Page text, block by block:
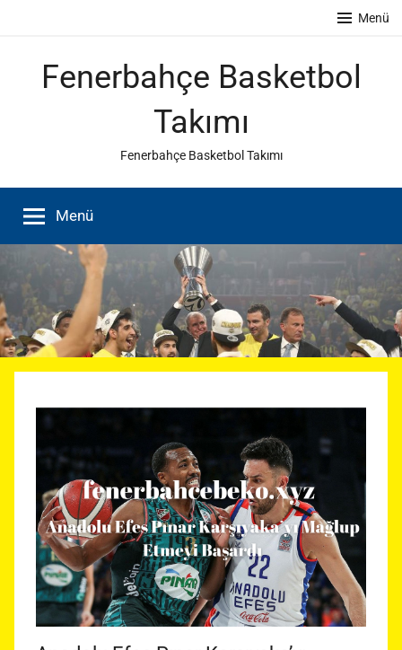
Menü
Fenerbahçe Basketbol
Takımı
Fenerbahçe Basketbol Takımı
Menü